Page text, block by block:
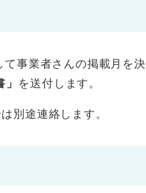
て事業者さんの掲載月を決
を送付します。
別途連絡します。